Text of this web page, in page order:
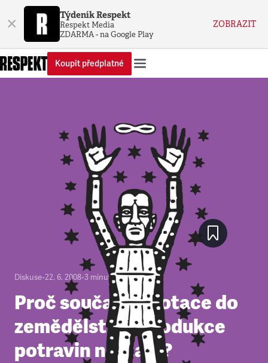
× Týdeník Respekt
Respekt Media
ZDARMA - na Google Play
ZOBRAZIT
Koupit předplatné
Diskuse•22. 6. 2008•3 minuty
Proč současné dotace do
zemědělství a produkce
potravin nestačí?